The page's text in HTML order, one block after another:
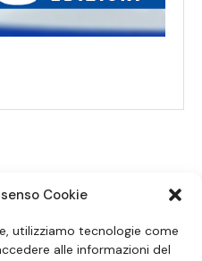
Cookie
utilizziamo tecnologie come
alle informazioni del
SOCIAL